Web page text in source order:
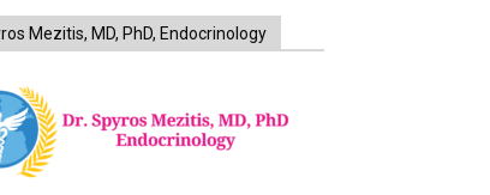
Mezitis, MD, PhD, Endocrinology